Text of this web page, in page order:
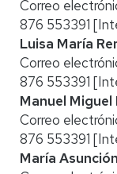
Correo
876 553391
Luisa María
Correo
876 553391
Manuel
Correo
876 553391
María